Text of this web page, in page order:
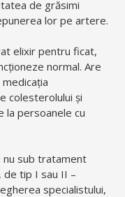
de grăsimi
lor pe artere.
elixir pentru ficat,
normal. Are
colesterolului și
la persoanele cu
sub tratament
tip I sau II –
specialistului,